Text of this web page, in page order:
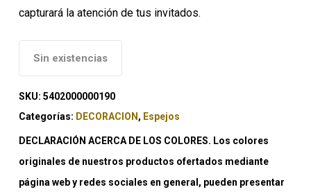
capturará la atención de tus invitados.
Sin existencias
SKU: 5402000000190
Categorías: DECORACION , Espejos
DECLARACIÓN ACERCA DE LOS COLORES. Los colores
originales de nuestros productos ofertados mediante
página web y redes sociales en general, pueden presentar